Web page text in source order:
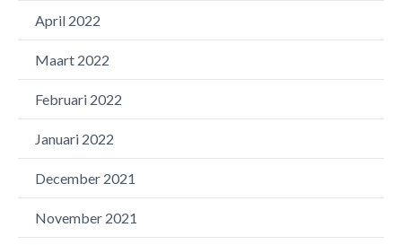
April 2022
Maart 2022
Februari 2022
Januari 2022
December 2021
November 2021